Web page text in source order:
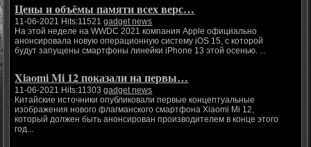
Цены и объёмы памяти всех верс…
11-06-2021 Hits:11521gadget news
На этой неделе на WWDC 2021 компания Apple официально
анонсировала новую операционную систему iOS 15, с которой
будут запущены смартфоны линейки iPhone 13 этой осенью. ...
Xiaomi Mi 12 показали на первы…
11-06-2021 Hits:11303gadget news
Китайские источники опубликовали первые концептуальные
изображения нового флагманского смартфона Xiaomi Mi 12,
который должен быть анонсирован производителем в конце этого
год...